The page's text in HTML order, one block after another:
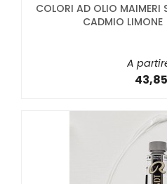
COLORI AD OLIO MAIMERI
CADMIO
A